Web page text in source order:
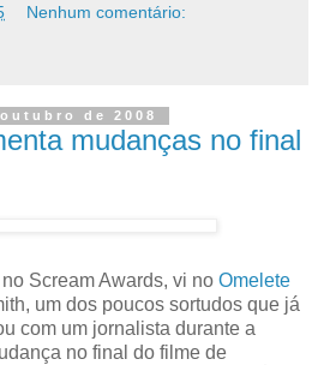
Nenhum comentário:
de 2008
mudanças no final
Scream Awards, vi no Omelete
um dos poucos sortudos que já
com um jornalista durante a
no final do filme de